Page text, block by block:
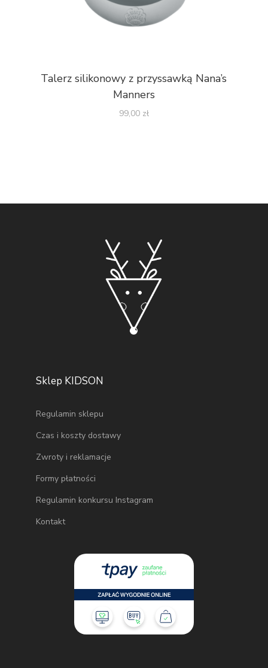
Talerz silikonowy z przyssawką Nana’s
Manners
99,00 zł
Sklep KIDSON
Regulamin sklepu
Czas i koszty dostawy
Zwroty i reklamacje
Formy płatności
Regulamin konkursu Instagram
Kontakt